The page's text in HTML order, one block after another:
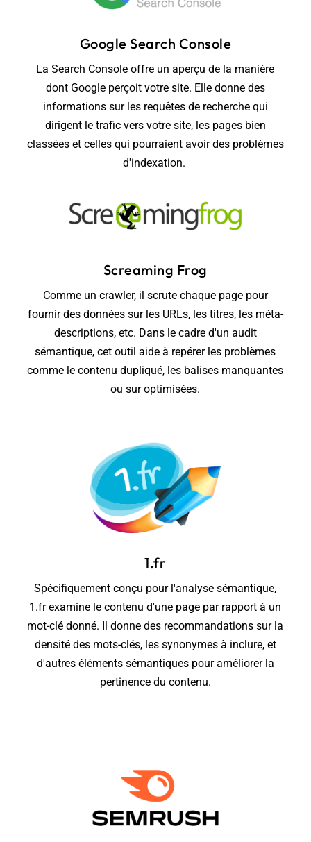
Google Search Console
La Search Console offre un aperçu de la manière
dont Google perçoit votre site. Elle donne des
informations sur les requêtes de recherche qui
dirigent le trafic vers votre site, les pages bien
classées et celles qui pourraient avoir des problèmes
d'indexation.
Screaming Frog
Comme un crawler, il scrute chaque page pour
fournir des données sur les URLs, les titres, les méta-
descriptions, etc. Dans le cadre d'un audit
sémantique, cet outil aide à repérer les problèmes
comme le contenu dupliqué, les balises manquantes
ou sur optimisées.
1.fr
Spécifiquement conçu pour l'analyse sémantique,
1.fr examine le contenu d'une page par rapport à un
mot-clé donné. Il donne des recommandations sur la
densité des mots-clés, les synonymes à inclure, et
d'autres éléments sémantiques pour améliorer la
pertinence du contenu.